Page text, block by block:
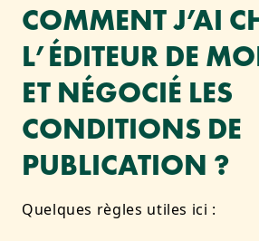
COMMENT J’AI
L’ÉDITEUR DE
ET NÉGOCIÉ LES
CONDITIONS DE
PUBLICATION ?
Quelques règles utiles ici :